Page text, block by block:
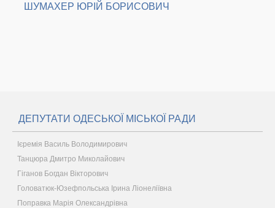
ШУМАХЕР ЮРІЙ БОРИСОВИЧ
ДЕПУТАТИ ОДЕСЬКОЇ МІСЬКОЇ РАДИ
Ієремія Василь Володимирович
Танцюра Дмитро Миколайович
Гіганов Богдан Вікторович
Головатюк-Юзефпольська Ірина Ліонеліївна
Поправка Марія Олександрівна